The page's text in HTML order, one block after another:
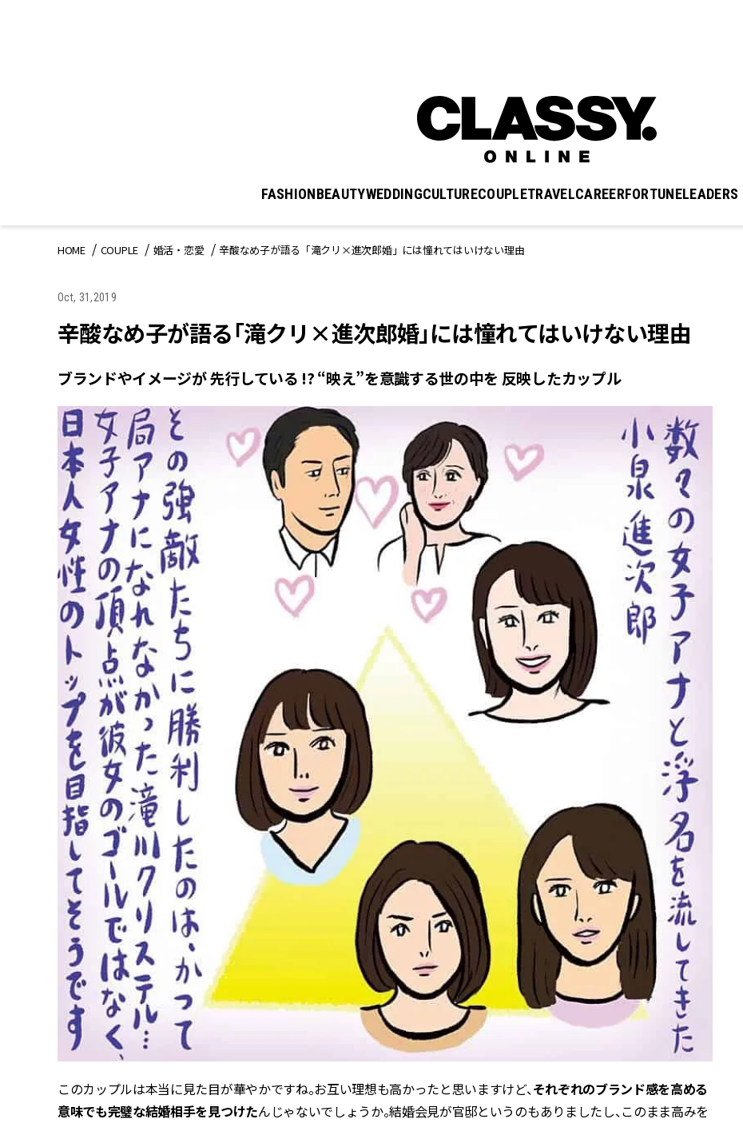
FASHIONBEAUTYWEDDINGCULTURECOUPLETRAVELCAREERFORTUNELEADERS
HOME COUPLE 婚活・恋愛 辛酸なめ子が語る「滝クリ×進次郎婚」には憧れてはいけない理由
Oct, 31,2019
辛酸なめ子が語る「滝クリ×進次郎婚」には憧れてはいけない理由
ブランドやイメージが 先行している !? “映え”を意識する世の中を 反映したカップル
このカップルは本当に見た目が華やかですね。お互い理想も高かったと思いますけど、それぞれのブランド感を高める
意味でも完璧な結婚相手を見つけたんじゃないでしょうか。結婚会見が官邸というのもありましたし、このまま高みを
BEAUTY Aug, 7, 2026
【UV下地】酷暑に頼れる！
2,000円台〜3,000円台の名品3選
｜30代美容ライターが正直レビ
ュー | CLASSY.[クラッシィ]
BEAUTY Aug, 6, 2026
【ヘアアクセ6選】手抜きに見え
ない！アラサーのまとめ髪が垢
抜ける「即戦力アクセ」たち |
CLASSY.[クラッシィ]
BEAUTY Aug, 7, 2026
冷房・紫外線etc...「夏の隠れ乾
燥」を防ぐ【ベタつかない名品
クリーム】3選＜30代のベストコ
スメ＞ | CLASSY.[クラッシィ]
Aug, 5, 2026
忙しい毎日に「うるおいター
ボ」を。新【SOFINA BASIC＋】
のお手入れでうるおってなめら
かな肌を目指す | CLASSY.[クラッ
シィ]
BEAUTY Aug, 8, 2026
【シャネル】「ココ マドモアゼ
ル クラッシュ アプソリュ」の限
定カフェが登場！世界観に没入
できる体験型イベントが開催 |
CLASSY.[クラッシィ]
BEAUTY Nov, 17, 2025
【落ちない名品リップ10選】塗
り直しできない・皮むけしやす
いetc.悩みをクリア | CLASSY.[ク
ラッシィ]
WEDDING
結婚式に黒ドレスはアリ
ばれで失敗しないコーデ
ーを解説 | CLASSY.[クラ
WEDDING
【結婚指輪】人気ブラン
ング22選｜20〜30代カッ
エピソードも | CLASSY.[
ィ]
WEDDING
【トレンドの巻き方３選
式ゲスト服の鉄板“シンプ
ンピ”は『スカーフ』で盛
正解！ | CLASSY.[クラッシ
WEDDING
【一生ものジュエリー】1
存在感が際立つ！ポメラ
「トゥギャザー」シリー
目 | CLASSY.[クラッシィ]
WEDDING
20万円台〜【カルティエ
ング４選】ラブ、トリニ
を『マリッジ』に選ぶ人
ます！ | CLASSY.[クラッシ
WEDDING
【結婚式のお呼ばれワン
りとカブらない「リラッ
ルエット」が正解！ |
ラッシィ]